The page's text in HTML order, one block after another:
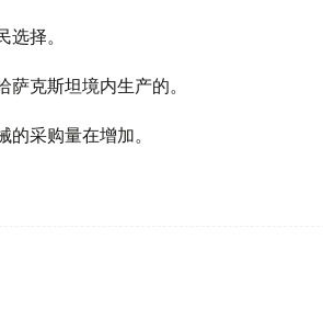
择。
克斯坦境内生产的。
采购量在增加。